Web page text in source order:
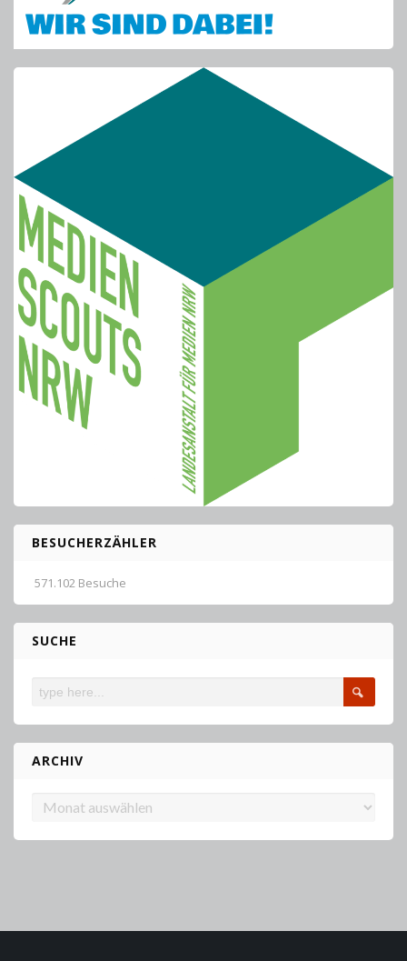
BESUCHERZÄHLER
571.102 Besuche
SUCHE
ARCHIV
Archiv